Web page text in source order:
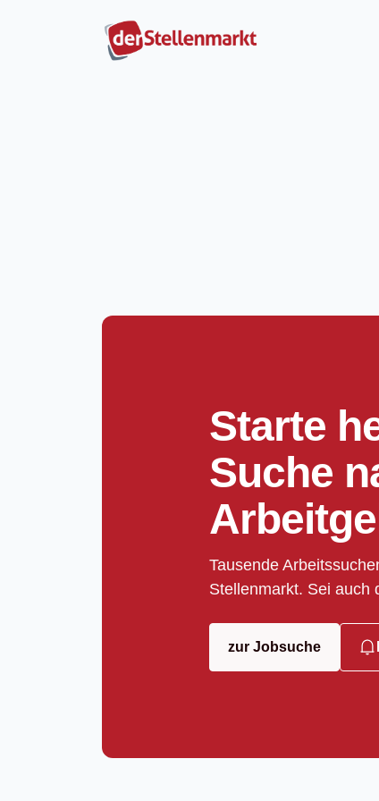
Starte
Suche
Tausende
Stellenmarkt. Sei auch
zur Jobsuche